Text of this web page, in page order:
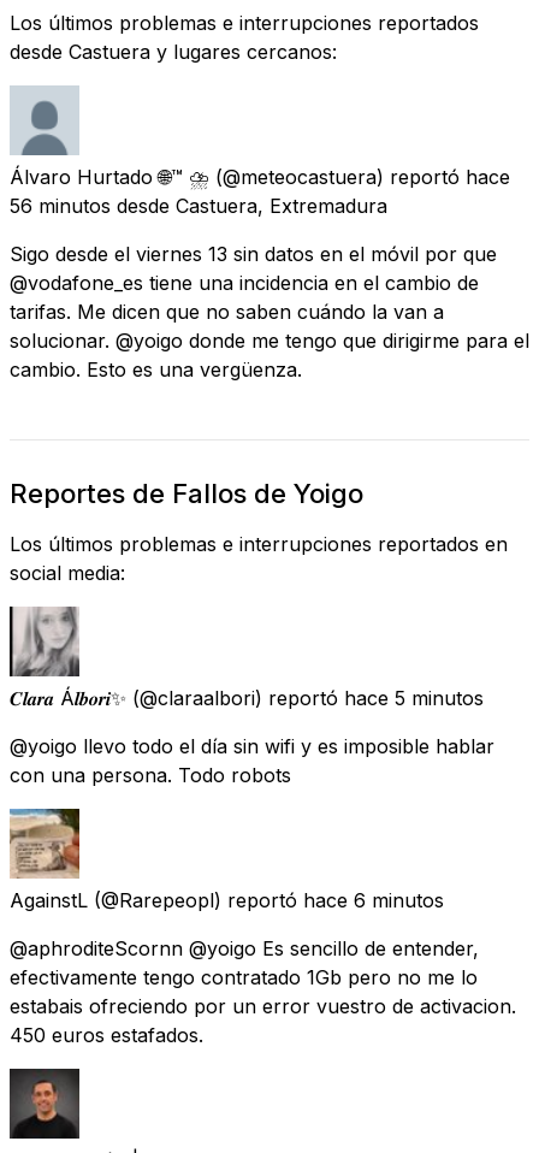
Los últimos problemas e interrupciones reportados
desde Castuera y lugares cercanos:
Álvaro Hurtado 🌐™ ⛈️ (@meteocastuera) reportó hace
56 minutos desde Castuera, Extremadura
Sigo desde el viernes 13 sin datos en el móvil por que
@vodafone_es tiene una incidencia en el cambio de
tarifas. Me dicen que no saben cuándo la van a
solucionar. @yoigo donde me tengo que dirigirme para el
cambio. Esto es una vergüenza.
Reportes de Fallos de Yoigo
Los últimos problemas e interrupciones reportados en
social media:
𝑪𝒍𝒂𝒓𝒂 Á𝒍𝒃𝒐𝒓𝒊✨ (@claraalbori) reportó hace 5 minutos
@yoigo llevo todo el día sin wifi y es imposible hablar
con una persona. Todo robots
AgainstL (@Rarepeopl) reportó hace 6 minutos
@aphroditeScornn @yoigo Es sencillo de entender,
efectivamente tengo contratado 1Gb pero no me lo
estabais ofreciendo por un error vuestro de activacion.
450 euros estafados.